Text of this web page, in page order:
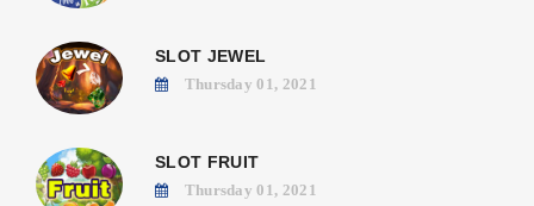
SLOT JEWEL
Thursday 01, 2021
SLOT FRUIT
Thursday 01, 2021